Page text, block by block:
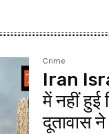
Crime
Iran
में नहीं हुई
दूतावास ने